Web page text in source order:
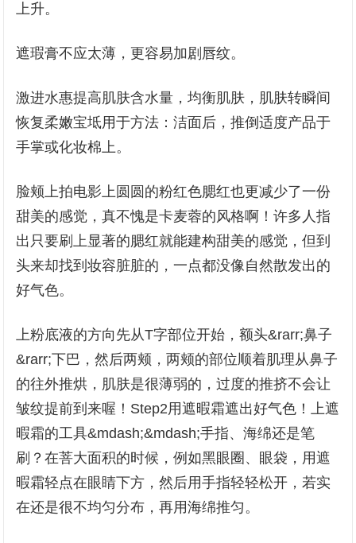
上升。
遮瑕膏不应太薄，更容易加剧唇纹。
激进水惠提高肌肤含水量，均衡肌肤，肌肤转瞬间
恢复柔嫩宝坻用于方法：洁面后，推倒适度产品于
手掌或化妆棉上。
脸颊上拍电影上圆圆的粉红色腮红也更减少了一份
甜美的感觉，真不愧是卡麦蓉的风格啊！许多人指
出只要刷上显著的腮红就能建构甜美的感觉，但到
头来却找到妆容脏脏的，一点都没像自然散发出的
好气色。
上粉底液的方向先从T字部位开始，额头&rarr;鼻子
&rarr;下巴，然后两颊，两颊的部位顺着肌理从鼻子
的往外推烘，肌肤是很薄弱的，过度的推挤不会让
皱纹提前到来喔！Step2用遮暇霜遮出好气色！上遮
暇霜的工具&mdash;&mdash;手指、海绵还是笔
刷？在菩大面积的时候，例如黑眼圈、眼袋，用遮
暇霜轻点在眼睛下方，然后用手指轻轻松开，若实
在还是很不均匀分布，再用海绵推匀。